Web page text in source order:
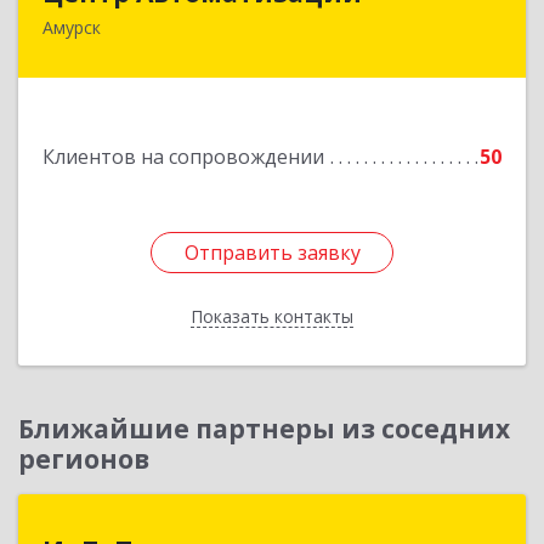
Амурск
Клиентов на сопровождении 50
Отправить заявку
Показать контакты
682640, Хабаровский край, Амурск г, Мира пр-
Отправить заявку
Назад
Ближайшие партнеры из соседних
регионов